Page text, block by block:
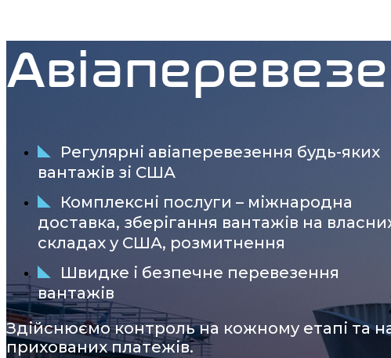
Регулярні авіаперевезення будь-яких
вантажів зі США
Комплексні послуги – міжнародна
доставка, зберігання вантажів на
складах у США, розмитнення
Швидке і безпечне перевезення
вантажів
Здійснюємо контроль на кожному етапі та
прихованих платежів.